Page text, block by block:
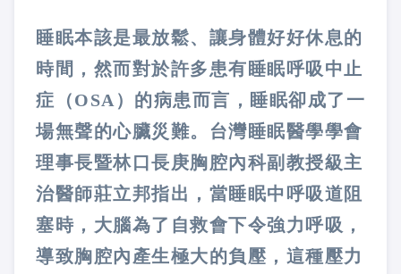
睡眠本該是最放鬆、讓身體好好休息的
時間，然而對於許多患有睡眠呼吸中止
症（OSA）的病患而言，睡眠卻成了一
場無聲的心臟災難。台灣睡眠醫學學會
理事長暨林口長庚胸腔內科副教授級主
治醫師莊立邦指出，當睡眠中呼吸道阻
塞時，大腦為了自救會下令強力呼吸，
導致胸腔內產生極大的負壓，這種壓力